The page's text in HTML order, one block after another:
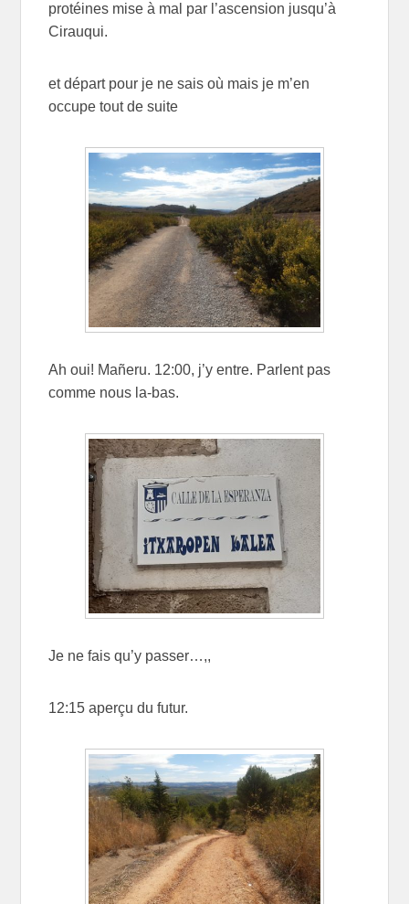
protéines mise à mal par l’ascension jusqu’à
Cirauqui.
et départ pour je ne sais où mais je m’en
occupe tout de suite
Ah oui! Mañeru. 12:00, j’y entre. Parlent pas
comme nous la-bas.
Je ne fais qu’y passer…,,
12:15 aperçu du futur.